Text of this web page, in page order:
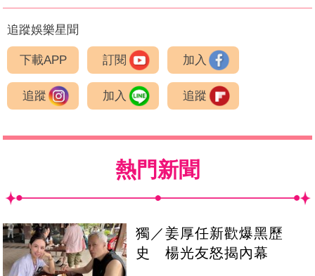
追蹤娛樂星聞
下載APP 訂閱 加入
追蹤 加入 追蹤
熱門新聞
獨／姜厚任新歡爆黑歷
史 楊光友怒揭內幕